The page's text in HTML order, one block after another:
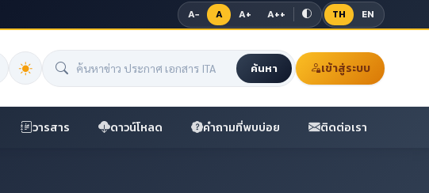
A− A A+ A++ TH EN
ค้นหา เข้าสู่ระบบ
วารสาร ดาวน์โหลด คำถามที่พบบ่อย ติดต่อเรา